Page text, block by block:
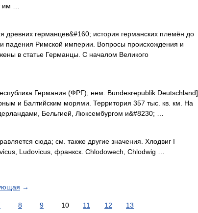
им …
древних германцев&#160; история германских племён до
и падения Римской империи. Вопросы происхождения и
в статье Германцы. С началом Великого
Германия (ФРГ); нем. Bundesrepublik Deutschland],
и Балтийским морями. Территория 357 тыс. кв. км. На
Бельгией, Люксембургом и&#8230; …
сюда; см. также другие значения. Хлодвиг I
Ludovicus, франкск. Chlodowech, Chlodwig …
→
8 9 10 11 12 13